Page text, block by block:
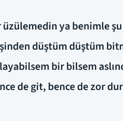
üzülemedin ya benimle
düştüm düştüm
bir bilsem
de git, bence de zor